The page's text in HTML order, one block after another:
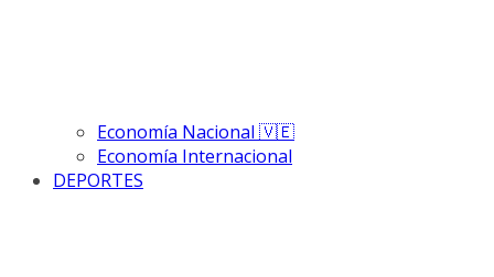
Economía Nacional 🇻🇪
Economía Internacional
DEPORTES